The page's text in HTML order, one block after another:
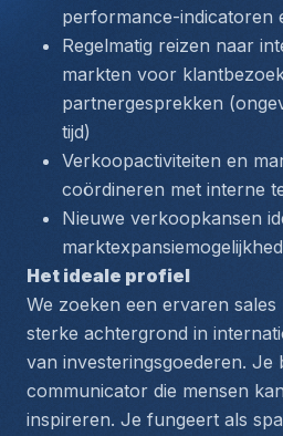
performance-indicatoren
Regelmatig reizen naar
markten voor
partnergesprekken
tijd)
Verkoopactiviteiten en
coördineren met interne
Nieuwe verkoopkansen
Het ideale profiel
We zoeken een ervaren
sterke achtergrond in
van investeringsgoederen. Je
communicator die mensen
inspireren. Je fungeert als